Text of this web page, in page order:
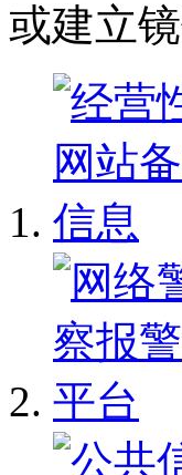
或建立镜